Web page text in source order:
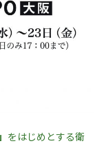
をはじめとする衛